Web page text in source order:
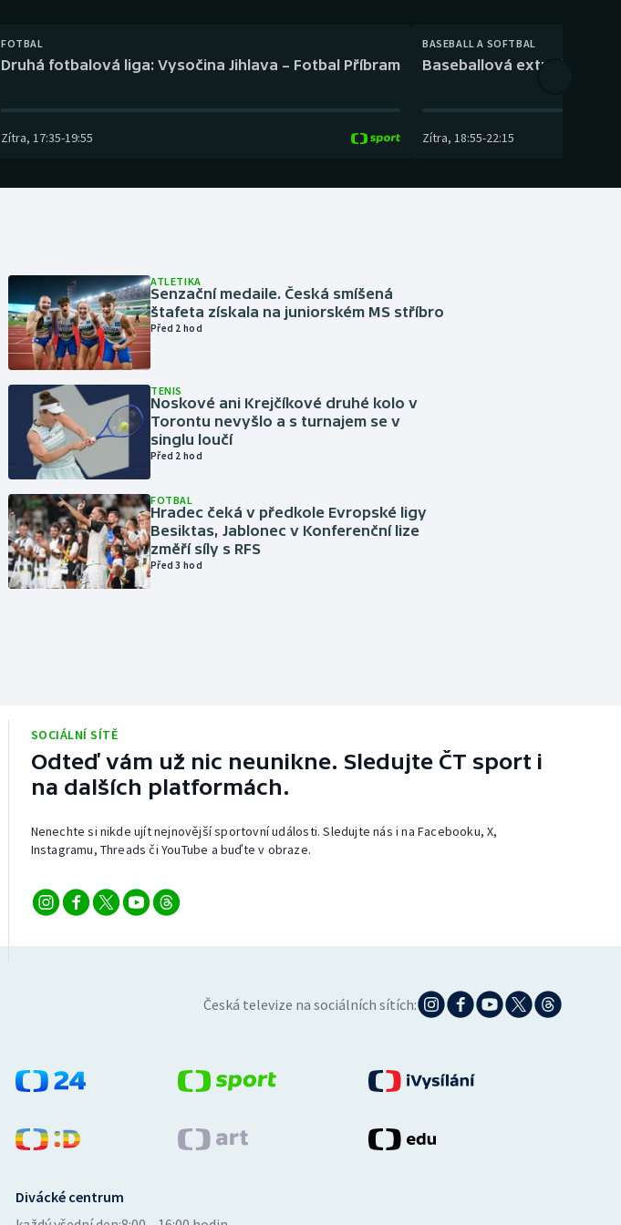
Volejbal
FOTBAL
Druhá fotbalová liga: Vysočina Jihlava – Fotbal Příbram
Zítra, 17:35-19:55
BASEBALL A SOFTBAL
Baseballová extraliga:
Zítra, 18:55-22:15
ATLETIKA
Senzační medaile. Česká smíšená
štafeta získala na juniorském MS stříbro
Před 2 hod
TENIS
Noskové ani Krejčíkové druhé kolo v
Torontu nevyšlo a s turnajem se v
singlu loučí
Před 2 hod
FOTBAL
Hradec čeká v předkole Evropské ligy
Besiktas, Jablonec v Konferenční lize
změří síly s RFS
Před 3 hod
SOCIÁLNÍ SÍTĚ
Odteď vám už nic neunikne. Sledujte ČT sport i
na dalších platformách.
Nenechte si nikde ujít nejnovější sportovní události. Sledujte nás i na Facebooku, X,
Instagramu, Threads či YouTube a buďte v obraze.
Česká televize na sociálních sítích:
Divácké centrum